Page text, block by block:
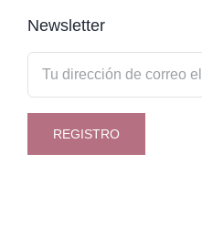
Newsletter